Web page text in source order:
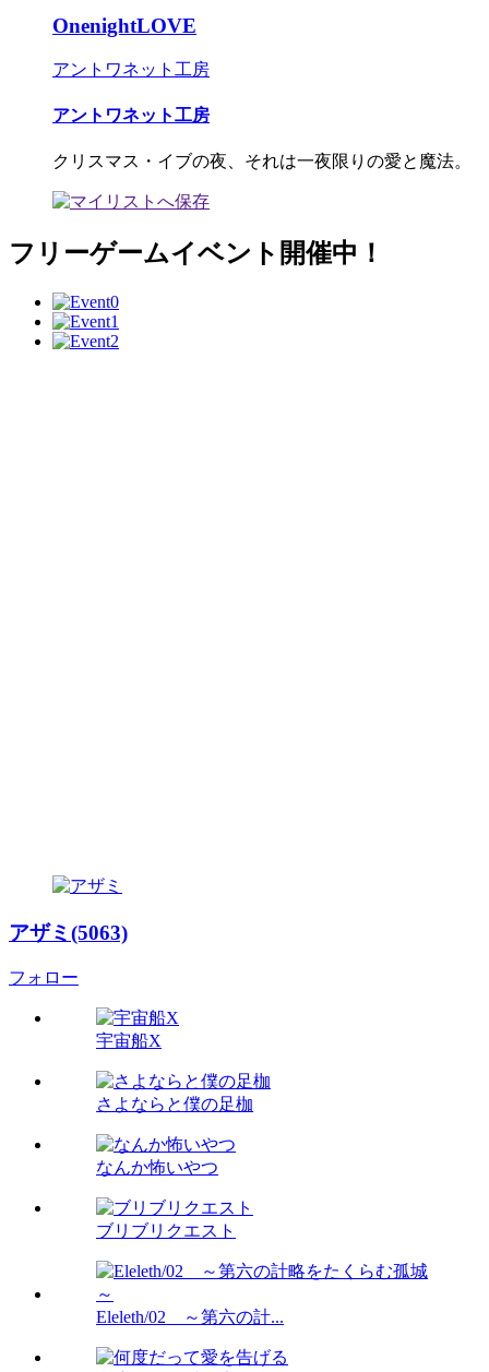
OnenightLOVE
アントワネット工房
アントワネット工房
クリスマス・イブの夜、それは一夜限りの愛と魔法。
フリーゲームイベント開催中！
アザミ(5063)
フォロー
宇宙船X
さよならと僕の足枷
なんか怖いやつ
ブリブリクエスト
Eleleth/02 ～第六の計...